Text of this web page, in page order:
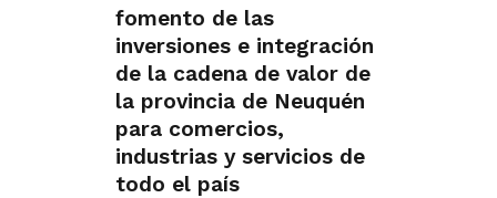
fomento de las
inversiones e integración
de la cadena de valor de
la provincia de Neuquén
para comercios,
industrias y servicios de
todo el país